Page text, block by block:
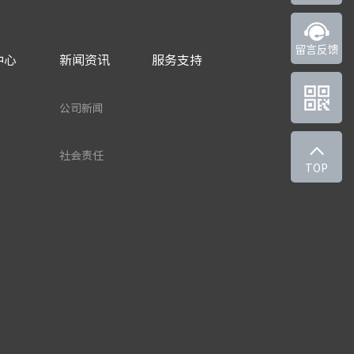
心 新闻资讯
公司新闻
社会责任
服务支持
留言反馈
TOP